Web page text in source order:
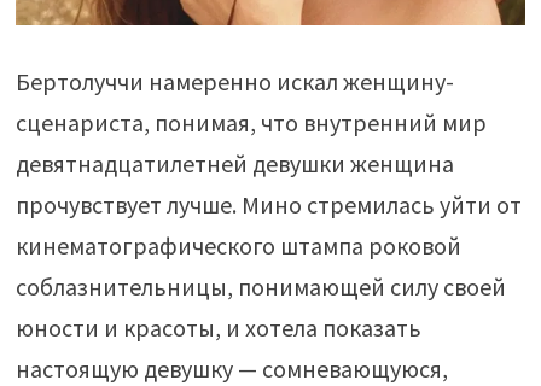
Бертолуччи намеренно искал женщину-
сценариста, понимая, что внутренний мир
девятнадцатилетней девушки женщина
прочувствует лучше. Мино стремилась уйти от
кинематографического штампа роковой
соблазнительницы, понимающей силу своей
юности и красоты, и хотела показать
настоящую девушку — сомневающуюся,